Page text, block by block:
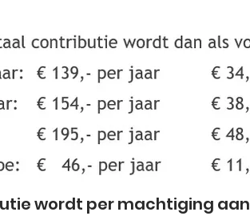
wordt per machtiging